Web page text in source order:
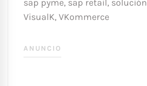
sap pyme, sap retail, solución
VisualK, VKommerce
ANUNCIO